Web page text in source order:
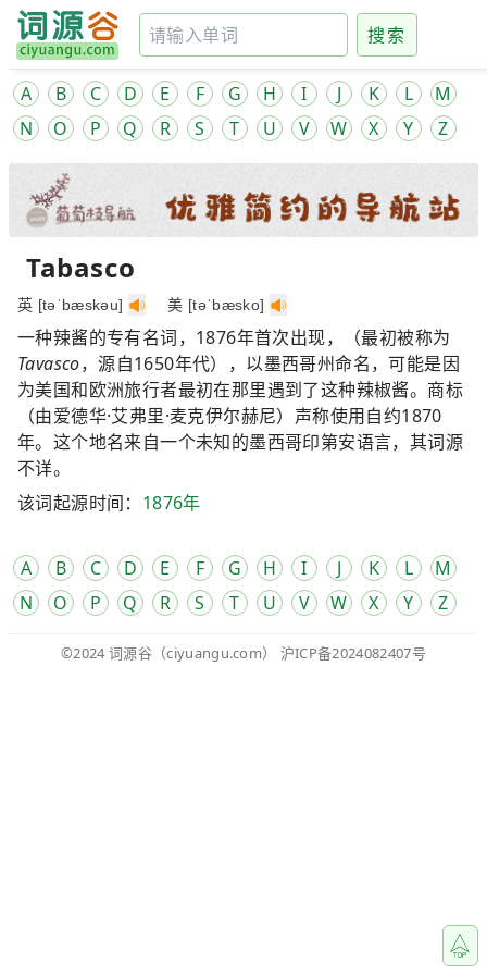
搜索
A B C D E F G H I J K L
M
N
O P Q R S T U V W X Y Z
Tabasco
英 [təˈbæskəu] 美 [təˈbæsko]
一种辣酱的专有名词，1876年首次出现，（最初被称为
Tavasco，源自1650年代），以墨西哥州命名，可能是因
为美国和欧洲旅行者最初在那里遇到了这种辣椒酱。商标
（由爱德华·艾弗里·麦克伊尔赫尼）声称使用自约1870
年。这个地名来自一个未知的墨西哥印第安语言，其词源
不详。
该词起源时间： 1876年
A B C D E F G H I J K L
M
N
O P Q R S T U V W X Y Z
©2024 词源谷 （ciyuangu.com） 沪ICP备2024082407号